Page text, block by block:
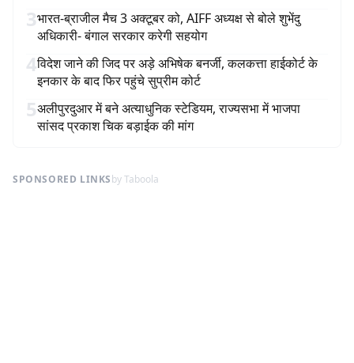
3भारत-ब्राजील मैच 3 अक्टूबर को, AIFF अध्यक्ष से बोले शुभेंदु
अधिकारी- बंगाल सरकार करेगी सहयोग
4विदेश जाने की जिद पर अड़े अभिषेक बनर्जी, कलकत्ता हाईकोर्ट के
इनकार के बाद फिर पहुंचे सुप्रीम कोर्ट
5अलीपुरदुआर में बने अत्याधुनिक स्टेडियम, राज्यसभा में भाजपा
सांसद प्रकाश चिक बड़ाईक की मांग
SPONSORED LINKSby Taboola